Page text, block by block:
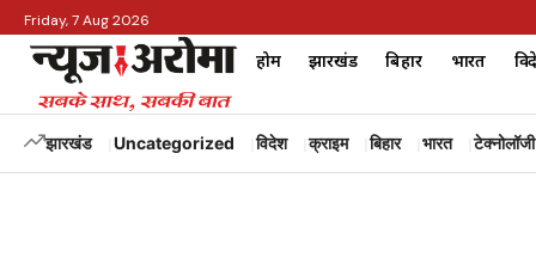
Friday, 7 Aug 2026
होम झारखंड बिहार भारत
झारखंड Uncategorized विदेश क्राइम बिहार भारत टेक्नोलॉजी